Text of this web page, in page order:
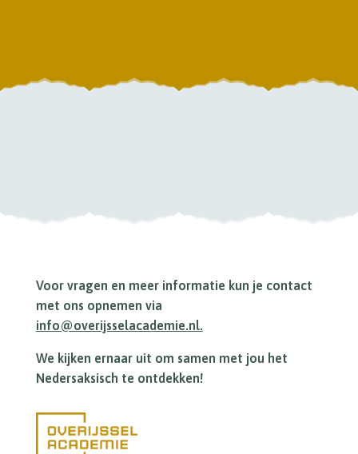
Voor vragen en meer informatie kun je contact
met ons opnemen via
info@overijsselacademie.nl.
We kijken ernaar uit om samen met jou het
Nedersaksisch te ontdekken!